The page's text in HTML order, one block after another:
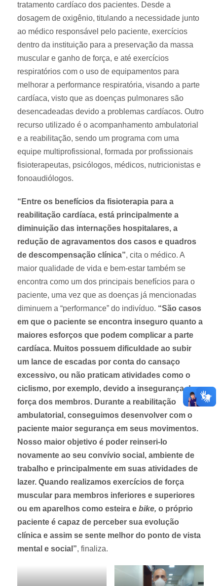
tratamento cardíaco dos pacientes. Desde a
dosagem de oxigênio, titulando a necessidade junto
ao médico responsável pelo paciente, exercícios
dentro da instituição para a preservação da massa
muscular e ganho de força, e até exercícios
respiratórios com o uso de equipamentos para
melhorar a performance respiratória, visando a parte
cardíaca, visto que as doenças pulmonares são
desencadeadas devido a problemas cardíacos. Outro
recurso utilizado é o acompanhamento ambulatorial
e a reabilitação, sendo um programa com uma
equipe multiprofissional, formada por profissionais
fisioterapeutas, psicólogos, médicos, nutricionistas e
fonoaudiólogos.
“Entre os benefícios da fisioterapia para a
reabilitação cardíaca, está principalmente a
diminuição das internações hospitalares, a
redução de agravamentos dos casos e quadros
de descompensação clínica”, cita o médico. A
maior qualidade de vida e bem-estar também se
encontra como um dos principais benefícios para o
paciente, uma vez que as doenças já mencionadas
diminuem a “performance” do indivíduo. “São casos
em que o paciente se encontra inseguro quanto a
maiores esforços que podem complicar a parte
cardíaca. Muitos possuem dificuldade ao subir
um lance de escadas por conta do cansaço
excessivo, ou não praticam atividades como o
ciclismo, por exemplo, devido a insegurança de
força dos membros. Durante a reabilitação
ambulatorial, conseguimos desenvolver com o
paciente maior segurança em seus movimentos.
Nosso maior objetivo é poder reinseri-lo
novamente ao seu convívio social, ambiente de
trabalho e principalmente em suas atividades de
lazer. Quando realizamos exercícios de força
muscular para membros inferiores e superiores
ou em aparelhos como esteira e bike, o próprio
paciente é capaz de perceber sua evolução
clínica e assim se sente melhor do ponto de vista
mental e social”, finaliza.